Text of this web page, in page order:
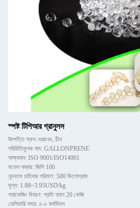
স্পষ্ট টিপিআর গ্রানুলস
উৎপত্তি স্থল: গুয়াংডং, চীন
পরিচিতিমুলক নাম: GALLONPRENE
সাক্ষ্যদান: ISO 9001/ISO14001
মডেল নম্বার: জিপি 100
ন্যূনতম চাহিদার পরিমাণ: 500 কিলোগ্রাম
মূল্য: 1.88~3.95USD/kg
প্যাকেজিং বিবরণ: প্রতি ব্যাগ 20 কেজি
ডেলিভারি সময়: ৫-৮ কর্মদিবস